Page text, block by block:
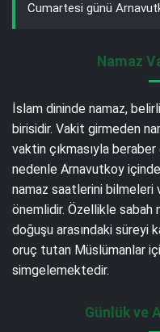
Cumartesi günü
Namaz
İslam dininde namaz,
birisidir. Vakit girmeden
vaktin çıkmasıyla
nedenle Arnavutkoy
namaz saatlerini
önemlidir. Özellikle sabah
doğuşu arasındaki süreyi
oruç tutan Müslümanlar
simgelemektedir.
Günlük ve